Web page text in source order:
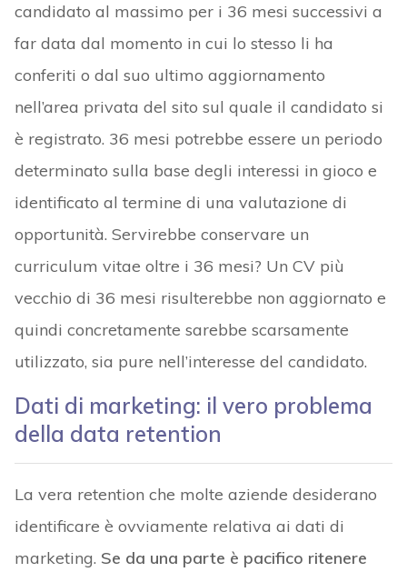
candidato al massimo per i 36 mesi successivi a
far data dal momento in cui lo stesso li ha
conferiti o dal suo ultimo aggiornamento
nell’area privata del sito sul quale il candidato si
è registrato. 36 mesi potrebbe essere un periodo
determinato sulla base degli interessi in gioco e
identificato al termine di una valutazione di
opportunità. Servirebbe conservare un
curriculum vitae oltre i 36 mesi? Un CV più
vecchio di 36 mesi risulterebbe non aggiornato e
quindi concretamente sarebbe scarsamente
utilizzato, sia pure nell’interesse del candidato.
Dati di marketing: il vero problema
della data retention
La vera retention che molte aziende desiderano
identificare è ovviamente relativa ai dati di
marketing. Se da una parte è pacifico ritenere